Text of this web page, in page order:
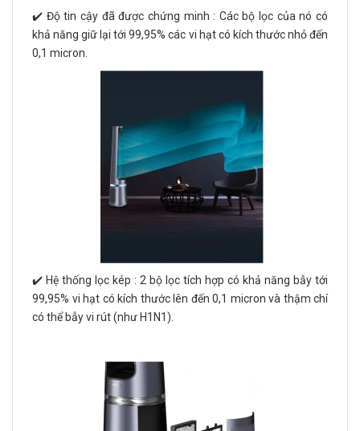
✔️ Độ tin cậy đã được chứng minh : Các bộ lọc của nó có
khả năng giữ lại tới 99,95% các vi hạt có kích thước nhỏ đến
0,1 micron.
✔️ Hệ thống lọc kép : 2 bộ lọc tích hợp có khả năng bẫy tới
99,95% vi hạt có kích thước lên đến 0,1 micron và thậm chí
có thể bẫy vi rút (như H1N1).